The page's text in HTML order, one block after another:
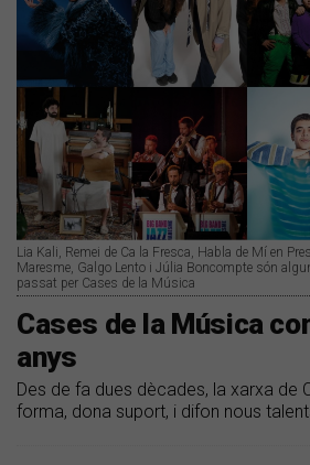
Lia Kali, Remei de Ca la Fresca, Habla de Mí en
Maresme, Galgo Lento i Júlia Boncompte són
passat per Cases de la Música
Cases de la Música
anys
Des de fa dues dècades, la xarxa de
forma, dona suport, i difon nous